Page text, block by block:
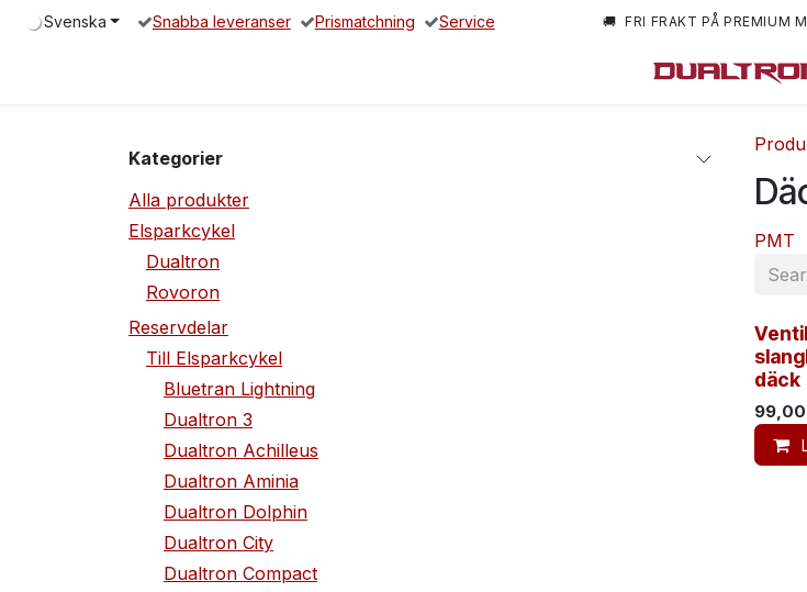
Hoppa till innehåll
Svenska Snabba leveranser Prismatchning Service 🚚 FRI FRAKT PÅ PREMIUM
Kategorier
Alla produkter
Elsparkcykel
Dualtron
Rovoron
Reservdelar
Till Elsparkcykel
Bluetran Lightning
Dualtron 3
Dualtron Achilleus
Dualtron Aminia
Dualtron Dolphin
Dualtron City
Dualtron Compact
PMT
däck
99,00